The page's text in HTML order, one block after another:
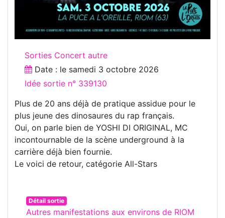
Sorties Concert autre
Date : le samedi 3 octobre 2026
Idée sortie n° 339130
Plus de 20 ans déjà de pratique assidue pour le
plus jeune des dinosaures du rap français.
Oui, on parle bien de YOSHI DI ORIGINAL, MC
incontournable de la scène underground à la
carrière déjà bien fournie.
Le voici de retour, catégorie All-Stars
Détail sortie
Autres manifestations aux environs de RIOM